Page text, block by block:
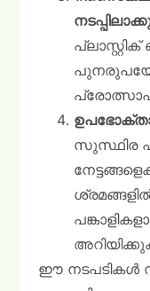
സുസ്ഥിര
ഈ നടപടികൾ